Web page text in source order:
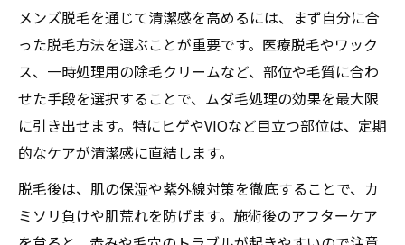
メンズ脱毛を通じて清潔感を高めるには、まず自分に合
った脱毛方法を選ぶことが重要です。医療脱毛やワック
ス、一時処理用の除毛クリームなど、部位や毛質に合わ
せた手段を選択することで、ムダ毛処理の効果を最大限
に引き出せます。特にヒゲやVIOなど目立つ部位は、定期
的なケアが清潔感に直結します。
脱毛後は、肌の保湿や紫外線対策を徹底することで、カ
ミソリ負けや肌荒れを防げます。施術後のアフターケア